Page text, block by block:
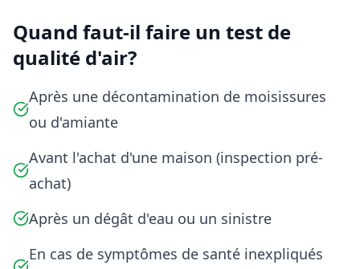
Quand faut-il faire un test de
qualité d'air?
Après une décontamination de moisissures
ou d'amiante
Avant l'achat d'une maison (inspection pré-
achat)
Après un dégât d'eau ou un sinistre
En cas de symptômes de santé inexpliqués